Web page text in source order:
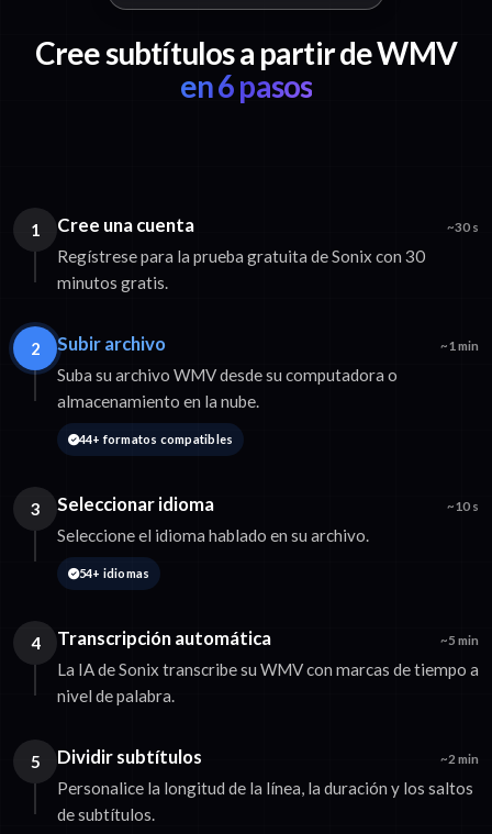
Cree subtítulos a partir de WMV
en 6 pasos
1 Cree una cuenta ~30 s
Regístrese para la prueba gratuita de Sonix con 30
minutos gratis.
2 Subir archivo ~1 min
Suba su archivo WMV desde su computadora o
almacenamiento en la nube.
44+ formatos compatibles
3 Seleccionar idioma ~10 s
Seleccione el idioma hablado en su archivo.
54+ idiomas
4 Transcripción automática ~5 min
La IA de Sonix transcribe su WMV con marcas de tiempo a
nivel de palabra.
5 Dividir subtítulos ~2 min
Personalice la longitud de la línea, la duración y los saltos
de subtítulos.